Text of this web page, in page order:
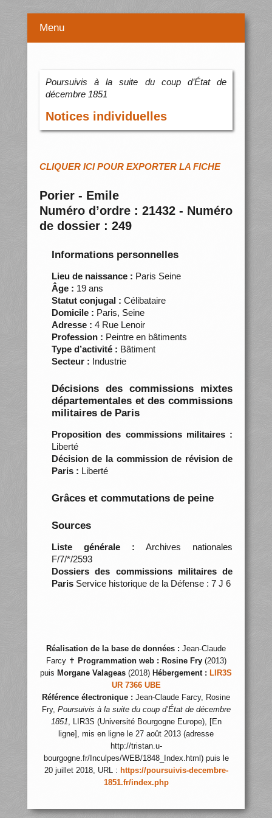
Menu
Poursuivis à la suite du coup d’État de
décembre 1851
Notices individuelles
CLIQUER ICI POUR EXPORTER LA FICHE
Porier - Emile
Numéro d’ordre : 21432 - Numéro
de dossier : 249
Informations personnelles
Lieu de naissance : Paris Seine
Âge : 19 ans
Statut conjugal : Célibataire
Domicile : Paris, Seine
Adresse : 4 Rue Lenoir
Profession : Peintre en bâtiments
Type d’activité : Bâtiment
Secteur : Industrie
Décisions des commissions mixtes
départementales et des commissions
militaires de Paris
Proposition des commissions militaires :
Liberté
Décision de la commission de révision de
Paris : Liberté
Grâces et commutations de peine
Sources
Liste générale : Archives nationales
F/7/*/2593
Dossiers des commissions militaires de
ParisService historique de la Défense : 7 J 6
Réalisation de la base de données : Jean-Claude
Farcy ✝ Programmation web : Rosine Fry(2013)
puis Morgane Valageas (2018) Hébergement : LIR3S
UR 7366 UBE
Référence électronique : Jean-Claude Farcy, Rosine
Fry, Poursuivis à la suite du coup d’État de décembre
1851, LIR3S (Université Bourgogne Europe), [En
ligne], mis en ligne le 27 août 2013 (adresse
http://tristan.u-
bourgogne.fr/Inculpes/WEB/1848_Index.html) puis le
20 juillet 2018, URL : https://poursuivis-decembre-
1851.fr/index.php